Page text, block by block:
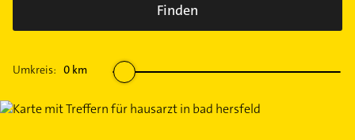
Finden
Umkreis: 0 km